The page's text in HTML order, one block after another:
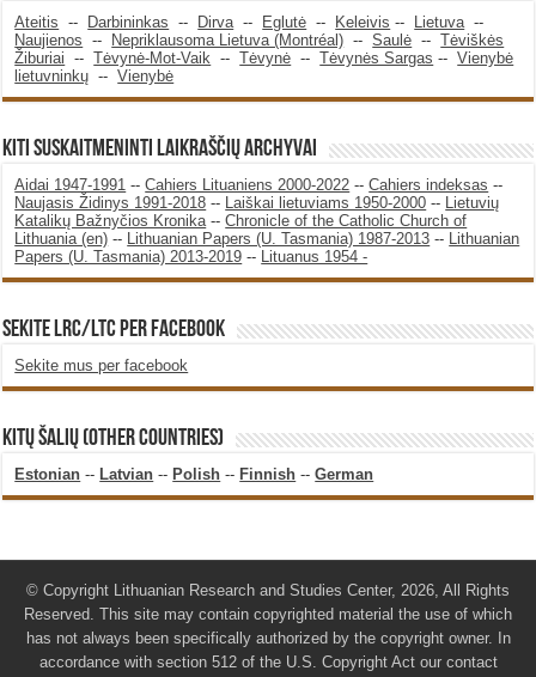
Ateitis -- Darbininkas -- Dirva -- Eglutė -- Keleivis -- Lietuva --
Naujienos -- Nepriklausoma Lietuva (Montréal) --Saulė --Tėviškės
Žiburiai --Tėvynė-Mot-Vaik --Tėvynė --Tėvynės Sargas --Vienybė
lietuvninkų --Vienybė
KITI SUSKAITMENINTI LAIKRAŠČIŲ ARCHYVAI
Aidai 1947-1991 --Cahiers Lituaniens 2000-2022 --Cahiers indeksas --
Naujasis Židinys 1991-2018 -- Laiškai lietuviams 1950-2000 -- Lietuvių
Katalikų Bažnyčios Kronika --Chronicle of the Catholic Church of
Lithuania (en) -- Lithuanian Papers (U. Tasmania) 1987-2013 -- Lithuanian
Papers (U. Tasmania) 2013-2019 -- Lituanus 1954 -
SEKITE LRC/LTC PER FACEBOOK
Sekite mus per facebook
KITŲ ŠALIŲ (OTHER COUNTRIES)
Estonian --Latvian --Polish --Finnish --German
© Copyright Lithuanian Research and Studies Center, 2026, All Rights
Reserved. This site may contain copyrighted material the use of which
has not always been specifically authorized by the copyright owner. In
accordance with section 512 of the U.S. Copyright Act our contact